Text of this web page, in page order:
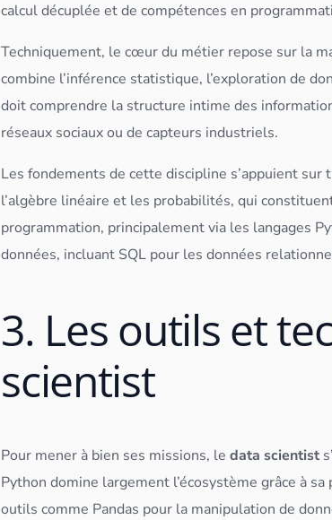
calcul décuplée et de compétences en
Techniquement, le cœur du métier repose sur la
combine l’inférence statistique, l’exploration de
doit comprendre la structure intime des
réseaux sociaux ou de capteurs industriels.
Les fondements de cette discipline s’appuient
l’algèbre linéaire et les probabilités, qui
programmation, principalement via les langages
données, incluant SQL pour lesdonnées
3. Les outils et
scientist
Pour mener à bien ses missions, ledata scientist
Python domine largement l’écosystème grâce à
outils comme Pandas pour la manipulation de